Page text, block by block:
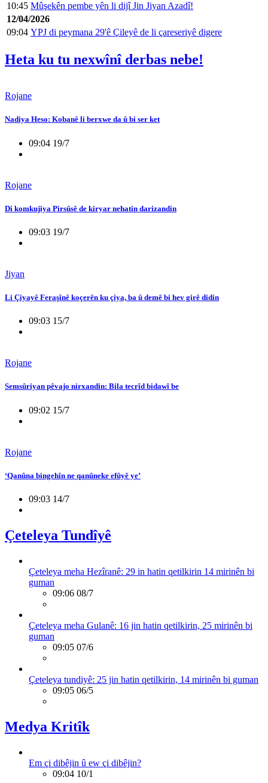
10:45 Mûşekên pembe yên li dijî Jin Jiyan Azadî!
12/04/2026
09:04 YPJ di peymana 29'ê Çileyê de li çareseriyê digere
Heta ku tu nexwînî derbas nebe!
Rojane
Nadiya Heso: Kobanê li berxwe da û bi ser ket
09:04 19/7
Rojane
Di komkujiya Pirsûsê de kiryar nehatin darizandin
09:03 19/7
Jiyan
Li Çiyayê Feraşînê koçerên ku çiya, ba û demê bi hev girê didin
09:03 15/7
Rojane
Semsûriyan pêvajo nirxandin: Bila tecrîd bidawî be
09:02 15/7
Rojane
‘Qanûna bingehîn ne qanûneke efûyê ye’
09:03 14/7
Çeteleya Tundîyê
Çeteleya meha Hezîranê: 29 in hatin qetilkirin 14 mirinên bi
guman
09:06 08/7
Çeteleya meha Gulanê: 16 jin hatin qetilkirin, 25 mirinên bi
guman
09:05 07/6
Çeteleya tundiyê: 25 jin hatin qetilkirin, 14 mirinên bi guman
09:05 06/5
Medya Kritîk
Em çi dibêjin û ew çi dibêjin?
09:04 10/1